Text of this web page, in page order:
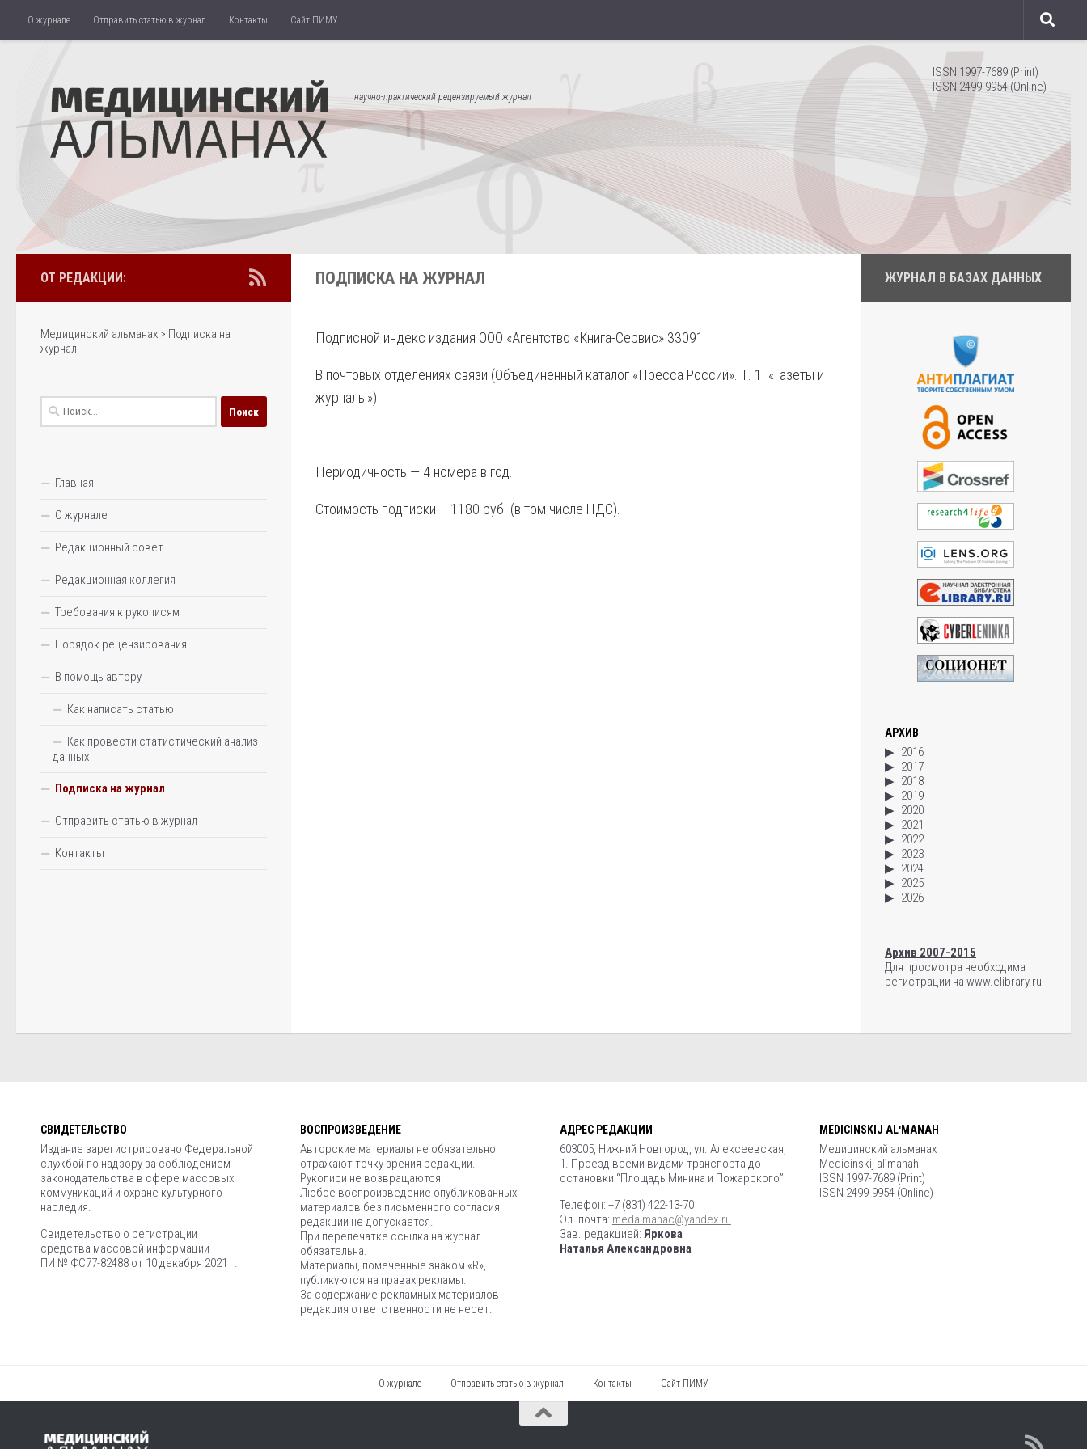
Перейти к содержимому
О журнале Отправить статью в журнал Контакты Сайт ПИМУ
научно-практический рецензируемый журнал
ISSN 1997-7689 (Print)
ISSN 2499-9954 (Online)
ПОДПИСКА НА ЖУРНАЛ
Подписной индекс издания ООО «Агентство «Книга-Сервис» 33091
В почтовых отделениях связи (Объединенный каталог «Пресса России». Т. 1. «Газеты и
журналы»)
Периодичность — 4 номера в год.
Стоимость подписки – 1180 руб. (в том числе НДС).
ОТ РЕДАКЦИИ:
Медицинский альманах > Подписка на
журнал
Найти:
Главная
О журнале
Редакционный совет
Редакционная коллегия
Требования к рукописям
Порядок рецензирования
В помощь автору
Как написать статью
Как провести статистический анализ
данных
Подписка на журнал
Отправить статью в журнал
Контакты
ЖУРНАЛ В БАЗАХ ДАННЫХ
АРХИВ
2016
2017
2018
2019
2020
2021
2022
2023
2024
2025
2026
Архив 2007-2015
Для просмотра необходима
регистрации на www.elibrary.ru
СВИДЕТЕЛЬСТВО
Издание зарегистрировано Федеральной
службой по надзору за соблюдением
законодательства в сфере массовых
коммуникаций и охране культурного
наследия.
Свидетельство о регистрации
средства массовой информации
ПИ № ФС77-82488 от 10 декабря 2021 г.
ВОСПРОИЗВЕДЕНИЕ
Авторские материалы не обязательно
отражают точку зрения редакции.
Рукописи не возвращаются.
Любое воспроизведение опубликованных
материалов без письменного согласия
редакции не допускается.
При перепечатке ссылка на журнал
обязательна.
Материалы, помеченные знаком «R»,
публикуются на правах рекламы.
За содержание рекламных материалов
редакция ответственности не несет.
АДРЕС РЕДАКЦИИ
603005, Нижний Новгород, ул. Алексеевская,
1. Проезд всеми видами транспорта до
остановки “Площадь Минина и Пожарского”
Телефон: +7 (831) 422-13-70
Эл. почта: medalmanac@yandex.ru
Зав. редакцией: Яркова
Наталья Александровна
MEDICINSKIJ ALʹMANAH
Медицинский альманах
Medicinskij alʹmanah
ISSN 1997-7689 (Print)
ISSN 2499-9954 (Online)
О журнале Отправить статью в журнал Контакты Сайт ПИМУ